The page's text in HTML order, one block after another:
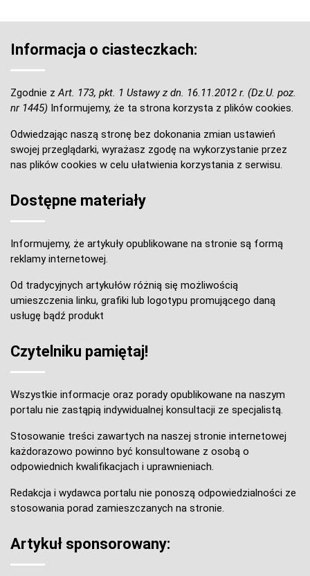
Informacja o ciasteczkach:
Zgodnie z Art. 173, pkt. 1 Ustawy z dn. 16.11.2012 r. (Dz.U. poz.
nr 1445) Informujemy, że ta strona korzysta z plików cookies.
Odwiedzając naszą stronę bez dokonania zmian ustawień
swojej przeglądarki, wyrażasz zgodę na wykorzystanie przez
nas plików cookies w celu ułatwienia korzystania z serwisu.
Dostępne materiały
Informujemy, że artykuły opublikowane na stronie są formą
reklamy internetowej.
Od tradycyjnych artykułów różnią się możliwością
umieszczenia linku, grafiki lub logotypu promującego daną
usługę bądź produkt
Czytelniku pamiętaj!
Wszystkie informacje oraz porady opublikowane na naszym
portalu nie zastąpią indywidualnej konsultacji ze specjalistą.
Stosowanie treści zawartych na naszej stronie internetowej
każdorazowo powinno być konsultowane z osobą o
odpowiednich kwalifikacjach i uprawnieniach.
Redakcja i wydawca portalu nie ponoszą odpowiedzialności ze
stosowania porad zamieszczanych na stronie.
Artykuł sponsorowany: